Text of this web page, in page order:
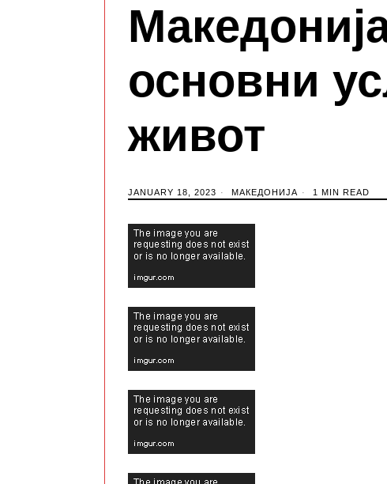
основни
живот
JANUARY 18, 2023 МАКЕДОНИЈА 1 MIN READ